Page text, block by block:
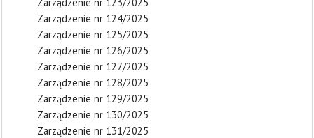
Zarządzenie nr 124/2025
Zarządzenie nr 125/2025
Zarządzenie nr 126/2025
Zarządzenie nr 127/2025
Zarządzenie nr 128/2025
Zarządzenie nr 129/2025
Zarządzenie nr 130/2025
Zarządzenie nr 131/2025